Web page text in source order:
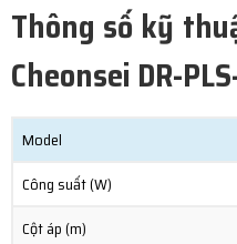
Thông số kỹ
Cheonsei DR-
Model
Công suất (W)
Cột áp (m)